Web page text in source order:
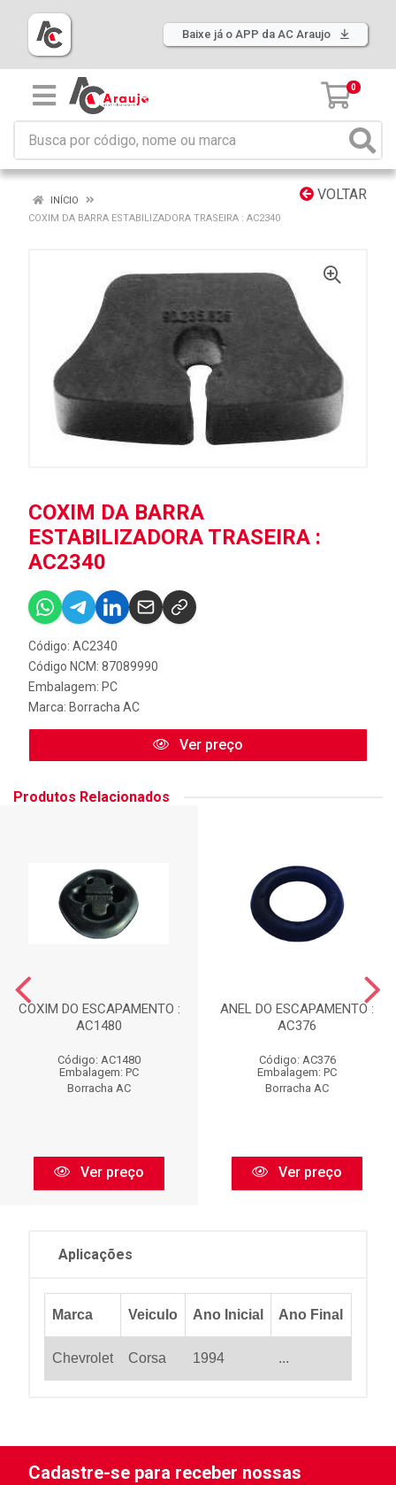
Baixe já o APP da AC Araujo
0
VOLTAR
INÍCIO
COXIM DA BARRA ESTABILIZADORA TRASEIRA : AC2340
COXIM DA BARRA
ESTABILIZADORA TRASEIRA :
AC2340
Código: AC2340
Código NCM: 87089990
Embalagem: PC
Marca: Borracha AC
Ver preço
Produtos Relacionados
COXIM DO ESCAPAMENTO :
AC1480
Código: AC1480
Embalagem: PC
Borracha AC
Ver preço
ANEL DO ESCAPAMENTO :
AC376
Código: AC376
Embalagem: PC
Borracha AC
Ver preço
Aplicações
Marca Veiculo Ano Inicial Ano Final
Chevrolet Corsa 1994 ...
Cadastre-se para receber nossas